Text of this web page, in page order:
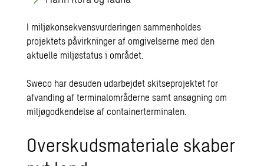
I miljøkonsekvensvurderingen sammenholdes
projektets påvirkninger af omgivelserne med den
aktuelle miljøstatus i området.
Sweco har desuden udarbejdet skitseprojektet for
afvanding af terminalområderne samt ansøgning om
miljøgodkendelse af containerterminalen.
Overskudsmateriale skaber